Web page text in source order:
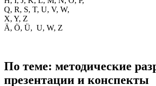
Q, R, S, T, U, V, W,
X, Y, Z
Ä, Ö, Ü, U, W, Z
По теме: методические
презентации и конспекты